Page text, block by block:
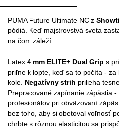
PUMA Future Ultimate NC z
pódiá. Keď majstrovstvá sveta
na čom záleží.
Latex 4 mm ELITE+ Dual Grip s
priľne k lopte, keď sa to počíta - za
kole. Negatívny strih prilieha
Prepracované zapínanie zápästia
profesionálov pri obväzovaní
bez toho, aby si obetoval voľnosť
chrbte s rôznou elasticitou sa